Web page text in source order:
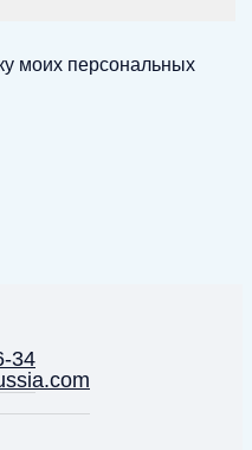
моих персональных
34